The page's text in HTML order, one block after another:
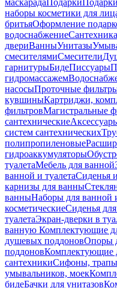
маскарадаПодарки
наборы косметики для
бритьяОформление
водоснабжениеСантехника
двериВанныУнитазы
смесителямиСмесители
гарнитурыБидеПиссуары
гидромассажем
насосыПроточные
кувшиныКартриджи,
фильтровМагистральные
сантехнические
систем сантехнических
полипропиленовые
гидроаккумуляторы
туалетаМебель для ванной
ванной и туалетаСиденья
карнизы для ванны
ванныНаборы для ванной
косметическиеСиденья
туалетаЭкран-дверки в
ванную Комплектующие
душевых поддоновОпоры
поддоновКомплектующие
сантехникиСифоны, трапы
умывальников, моек
бидеБачки для унитазов